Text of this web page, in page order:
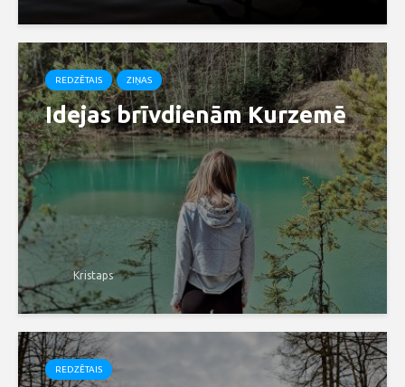
REDZĒTAIS ZIŅAS
Idejas brīvdienām Kurzemē
Kristaps
REDZĒTAIS